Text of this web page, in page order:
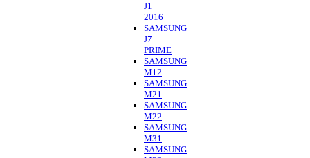
J1
2016
SAMSUNG
J7
PRIME
SAMSUNG
M12
SAMSUNG
M21
SAMSUNG
M22
SAMSUNG
M31
SAMSUNG